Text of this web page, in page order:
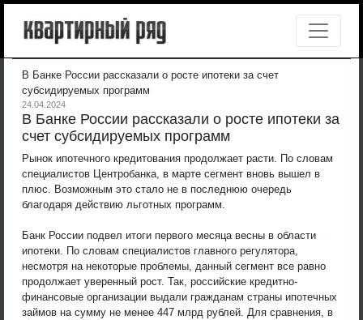
В Банке России рассказали о росте ипотеки за счет
субсидируемых программ
24.04.2024
В Банке России рассказали о росте ипотеки за
счет субсидируемых программ
Рынок ипотечного кредитования продолжает расти. По словам
специалистов Центробанка, в марте сегмент вновь вышел в
плюс. Возможным это стало не в последнюю очередь
благодаря действию льготных программ.
Банк России подвел итоги первого месяца весны в области
ипотеки. По словам специалистов главного регулятора,
несмотря на некоторые проблемы, данный сегмент все равно
продолжает уверенный рост. Так, российские кредитно-
финансовые организации выдали гражданам страны ипотечных
займов на сумму не менее 447 млрд рублей. Для сравнения, в